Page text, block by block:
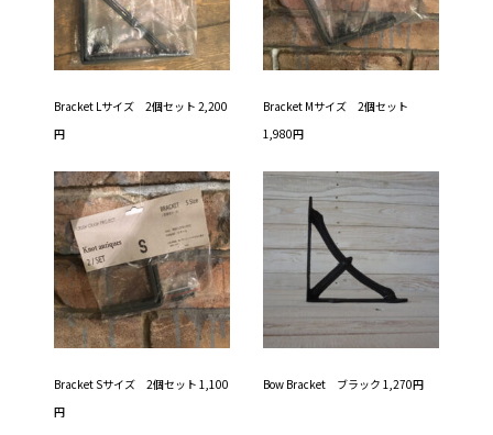
Bracket Lサイズ 2個セット 2,200
円
Bracket Mサイズ 2個セット
1,980円
Bracket Sサイズ 2個セット 1,100
円
Bow Bracket ブラック 1,270円